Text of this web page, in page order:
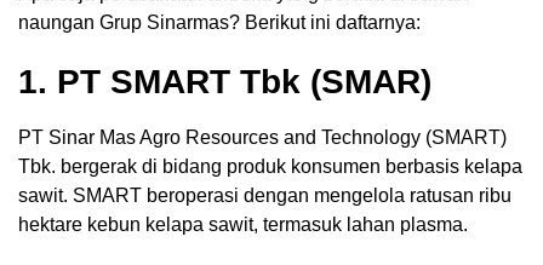
naungan Grup Sinarmas? Berikut ini daftarnya:
1. PT SMART Tbk (SMAR)
PT Sinar Mas Agro Resources and Technology (SMART)
Tbk. bergerak di bidang produk konsumen berbasis kelapa
sawit. SMART beroperasi dengan mengelola ratusan ribu
hektare kebun kelapa sawit, termasuk lahan plasma.